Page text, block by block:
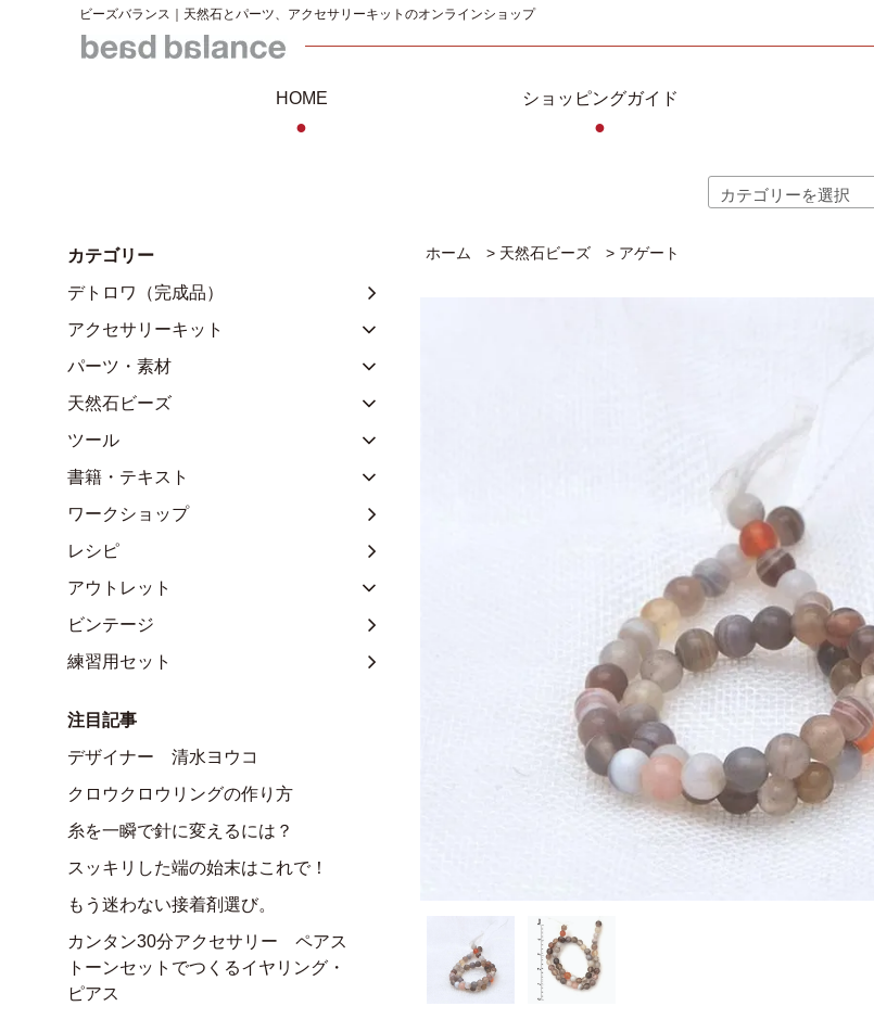
ビーズバランス｜天然石とパーツ、アクセサリーキットのオンラインショップ
HOME
●
ショッピングガイド
●
ホーム > 天然石ビーズ > アゲート
カテゴリー
デトロワ（完成品）
アクセサリーキット
パーツ・素材
天然石ビーズ
ツール
書籍・テキスト
ワークショップ
レシピ
アウトレット
ビンテージ
練習用セット
注目記事
デザイナー 清水ヨウコ
クロウクロウリングの作り方
糸を一瞬で針に変えるには？
スッキリした端の始末はこれで！
もう迷わない接着剤選び。
カンタン30分アクセサリー ペアス
トーンセットでつくるイヤリング・
ピアス